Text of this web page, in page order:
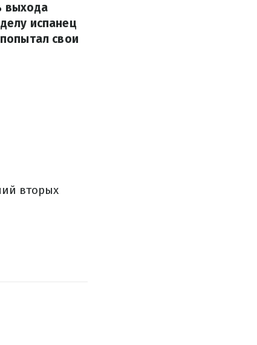
выхода
испанец
свои
вторых